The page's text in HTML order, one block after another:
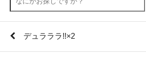
デュラララ!!×2